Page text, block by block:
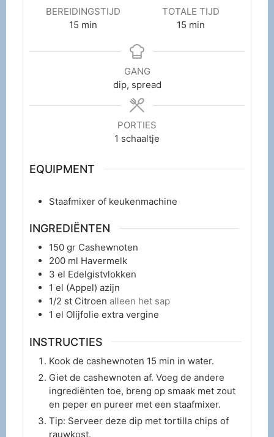
BEREIDINGSTIJD
15 min
TOTALE TIJD
15 min
GANG
dip, spread
PORTIES
1 schaaltje
EQUIPMENT
Staafmixer of keukenmachine
INGREDIËNTEN
150 gr Cashewnoten
200 ml Havermelk
3 el Edelgistvlokken
1 el (Appel) azijn
1/2 st Citroen alleen het sap
1 el Olijfolie extra vergine
INSTRUCTIES
Kook de cashewnoten 15 min in water.
Giet de cashewnoten af. Voeg de andere
ingrediënten toe, breng op smaak met zout
en peper en pureer met een staafmixer.
Tip: Serveer deze dip met tortilla chips of
rauwkost.